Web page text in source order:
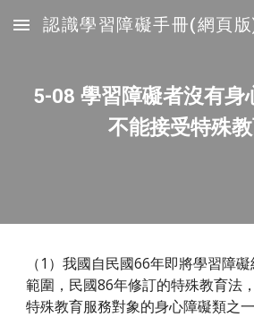
Skip to main content
認識學習障礙手冊(網頁版
5-08 學習障礙者沒有身
不能接受特殊教
（1）我國自民國66年即將學習障
範圍，民國86年修訂的特殊教育法
特殊教育服務對象的身心障礙類之